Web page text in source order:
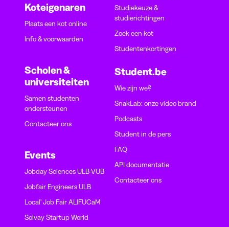
Koteigenaren
Plaats een kot online
Info & voorwaarden
Scholen &
universiteiten
Samen studenten
ondersteunen
Contacteer ons
Events
Jobday Sciences ULB-VUB
Jobfair Engineers ULB
Local' Job Fair ALIFUCaM
Solvay Startup World
Studiekeuze &
studierichtingen
Zoek een kot
Studentenkortingen
Student.be
Wie zijn we?
SnakLab: onze video brand
Podcasts
Student in de pers
FAQ
API documentatie
Contacteer ons